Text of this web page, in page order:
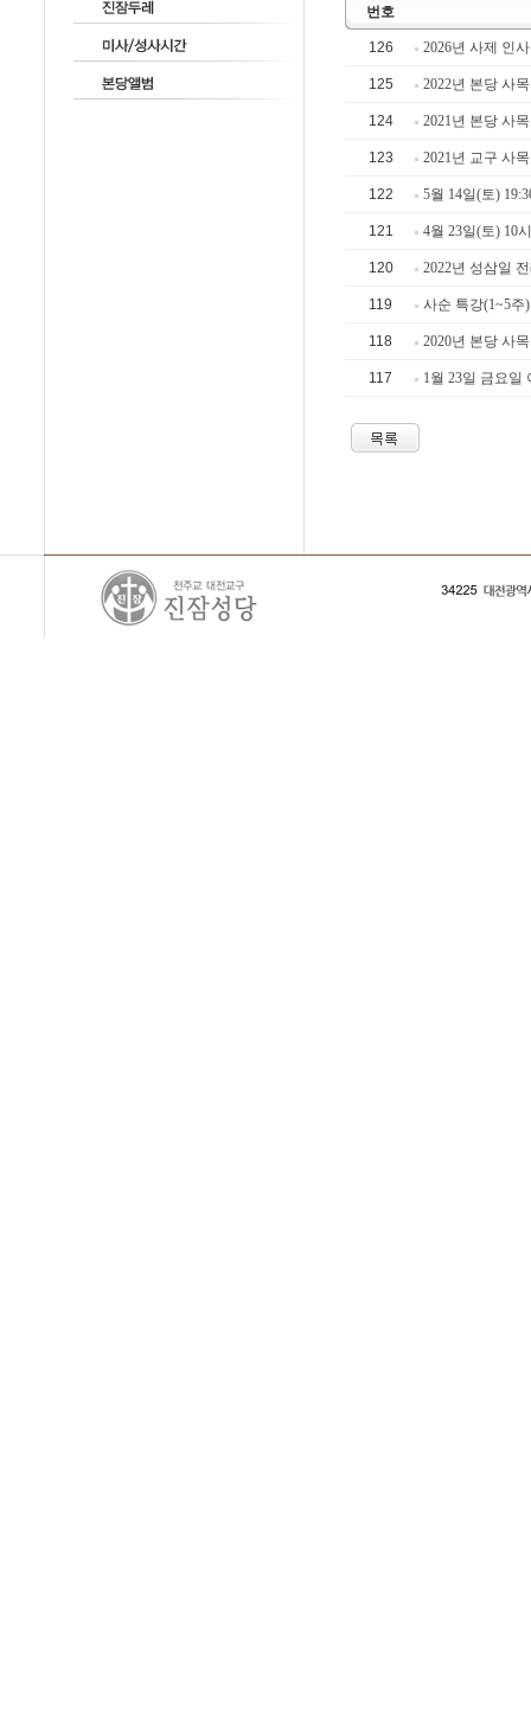
번호
126 2026년 사제 인
125 2022년 본당 사
124 2021년 본당 사
123 2021년 교구 사
122 5월 14일(토)
121 4월 23일(토) 10
120 2022년 성삼일
119 사순 특강(1~5주
118 2020년 본당 사
117 1월 23일 금요일